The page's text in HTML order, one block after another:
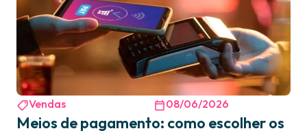
Vendas 08/06/2026
Meios de pagamento: como escolher os